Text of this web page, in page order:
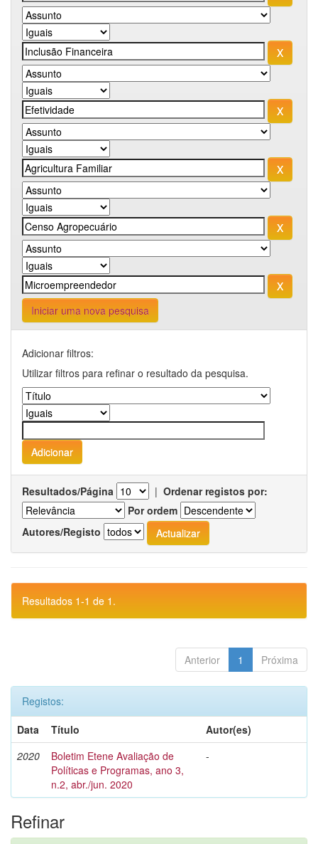
Iniciar uma nova pesquisa
Adicionar filtros:
Utilizar filtros para refinar o resultado da pesquisa.
Resultados/Página | Ordenar registos por:
Por ordem
Autores/Registo
Resultados 1-1 de 1.
Anterior 1 Próxima
Registos:
Data
Título
Autor(es)
2020
Boletim Etene Avaliação de
Políticas e Programas, ano 3,
n.2, abr./jun. 2020
-
Refinar